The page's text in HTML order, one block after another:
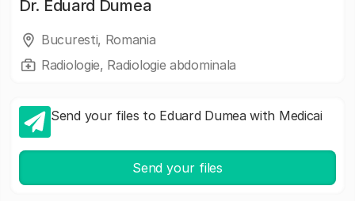
Dr. Eduard Dumea
Bucuresti, Romania
Radiologie, Radiologie abdominala
Send your files to Eduard Dumea with Medicai
Send your files